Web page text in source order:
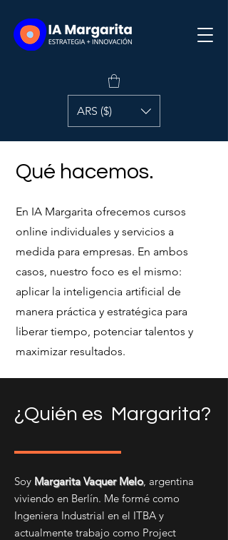
ARS ($)
Qué hacemos.
En IA Margarita ofrecemos cursos
online individuales y servicios a
medida para empresas. En ambos
casos, nuestro foco es el mismo:
aplicar la inteligencia artificial de
manera práctica y estratégica para
liberar tiempo, potenciar talentos y
maximizar resultados.
¿Quién es Margarita?
Soy Margarita Vaquer Melo, argentina
viviendo en Berlín. Me formé como
Ingeniera Industrial en el ITBA y
actualmente trabajo como Project